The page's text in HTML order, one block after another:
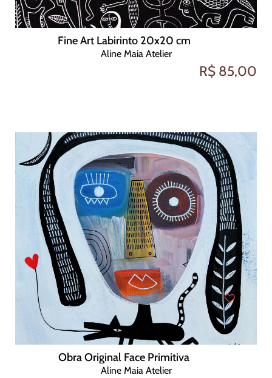
Fine Art Labirinto 20x20 cm
Aline Maia Atelier
R$ 85,00
Obra Original Face Primitiva
Aline Maia Atelier